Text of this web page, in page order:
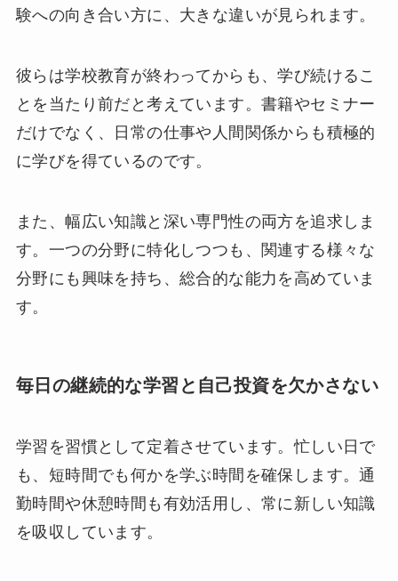
験への向き合い方に、大きな違いが見られます。
彼らは学校教育が終わってからも、学び続けるこ
とを当たり前だと考えています。書籍やセミナー
だけでなく、日常の仕事や人間関係からも積極的
に学びを得ているのです。
また、幅広い知識と深い専門性の両方を追求しま
す。一つの分野に特化しつつも、関連する様々な
分野にも興味を持ち、総合的な能力を高めていま
す。
毎日の継続的な学習と自己投資を欠かさない
学習を習慣として定着させています。忙しい日で
も、短時間でも何かを学ぶ時間を確保します。通
勤時間や休憩時間も有効活用し、常に新しい知識
を吸収しています。